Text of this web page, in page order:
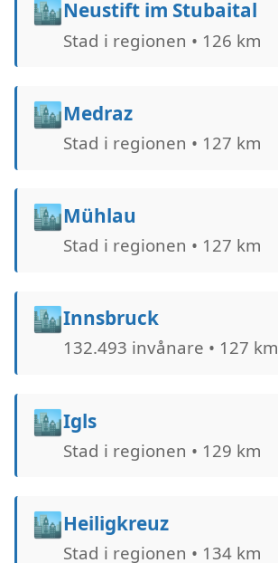
🏙️Neustift im Stubaital
Stad i regionen • 126 km
🏙️Medraz
Stad i regionen • 127 km
🏙️Mühlau
Stad i regionen • 127 km
🏙️Innsbruck
132.493 invånare • 127 km
🏙️Igls
Stad i regionen • 129 km
🏙️Heiligkreuz
Stad i regionen • 134 km